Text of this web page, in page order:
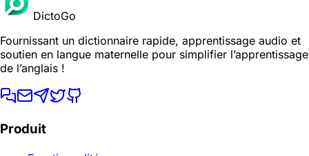
DictoGo
Fournissant un dictionnaire rapide, apprentissage audio et
soutien en langue maternelle pour simplifier l’apprentissage
de l’anglais !
Produit